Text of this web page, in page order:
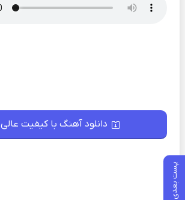
پست بعدی
دانلود آهنگ با کیفیت عالی 320